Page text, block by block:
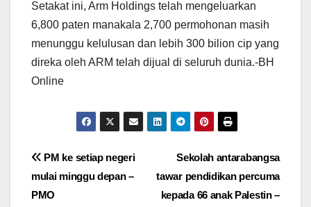
Setakat ini, Arm Holdings telah mengeluarkan
6,800 paten manakala 2,700 permohonan masih
menunggu kelulusan dan lebih 300 bilion cip yang
direka oleh ARM telah dijual di seluruh dunia.-BH
Online
Post
navigation
Sekolah antarabangsa
tawar pendidikan percuma
kepada 66 anak Palestin –
PM ke setiap negeri
mulai minggu depan –
PMO